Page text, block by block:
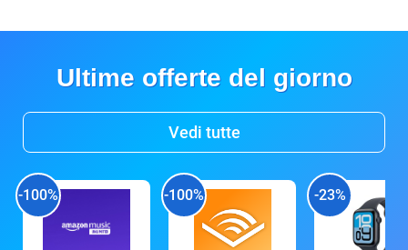
Ultime offerte del giorno
Vedi tutte
-100% -100% -23%